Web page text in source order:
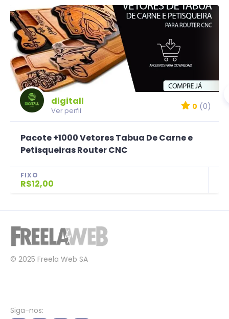
digitall
Ver perfil 0 (0)
Pacote +1000 Vetores Tabua De Carne e
Petisqueiras Router CNC
FIXO
R$12,00
© 2025 Freela Web SA
Siga-nos: